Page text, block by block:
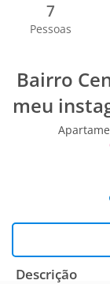
7
Pessoas
Bairro
meu
Descrição